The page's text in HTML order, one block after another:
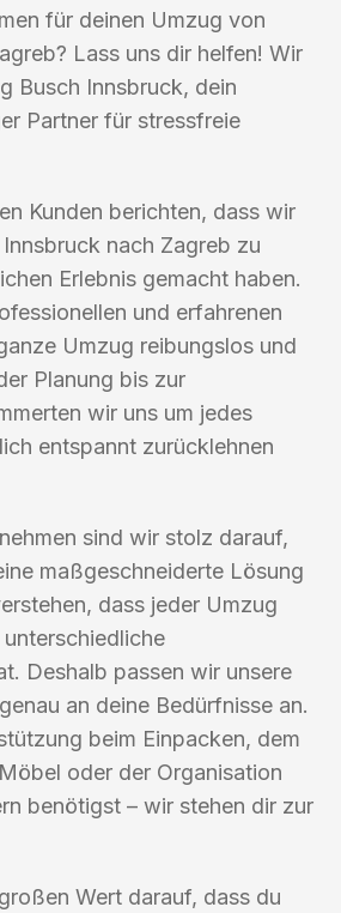
für deinen Umzug von
Lass uns dir helfen! Wir
Busch Innsbruck, dein
Partner für stressfreie
Kunden berichten, dass wir
nach Zagreb zu
Erlebnis gemacht haben.
und erfahrenen
Umzug reibungslos und
Planung bis zur
wir uns um jedes
entspannt zurücklehnen
sind wir stolz darauf,
maßgeschneiderte Lösung
dass jeder Umzug
Deshalb passen wir unsere
an deine Bedürfnisse an.
beim Einpacken, dem
oder der Organisation
benötigst – wir stehen dir zur
Wert darauf, dass du